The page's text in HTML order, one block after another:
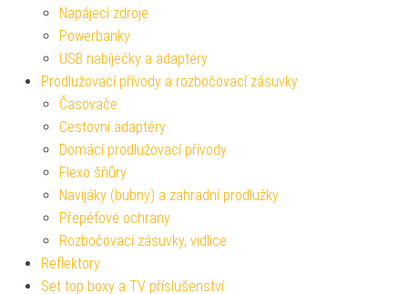
Napájecí zdroje
Powerbanky
USB nabíječky a adaptéry
Prodlužovací přívody a rozbočovací zásuvky
Časovače
Cestovní adaptéry
Domácí prodlužovací přívody
Flexo šňůry
Navijáky (bubny) a zahradní prodlužky
Přepěťové ochrany
Rozbočovací zásuvky, vidlice
Reflektory
Set top boxy a TV příslušenství